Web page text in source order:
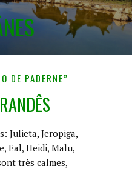
DE PADERNE”
Julieta, Jeropiga,
Eal, Heidi, Malu,
très calmes,